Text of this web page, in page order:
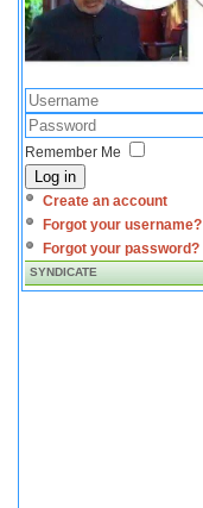
Remember Me
Log in
Create an account
Forgot your username?
Forgot your password?
SYNDICATE